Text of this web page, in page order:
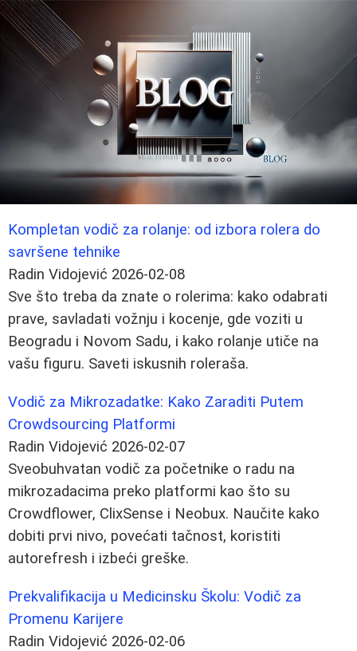
Kompletan vodič za rolanje: od izbora rolera do
savršene tehnike
Radin Vidojević 2026-02-08
Sve što treba da znate o rolerima: kako odabrati
prave, savladati vožnju i kocenje, gde voziti u
Beogradu i Novom Sadu, i kako rolanje utiče na
vašu figuru. Saveti iskusnih roleraša.
Vodič za Mikrozadatke: Kako Zaraditi Putem
Crowdsourcing Platformi
Radin Vidojević 2026-02-07
Sveobuhvatan vodič za početnike o radu na
mikrozadacima preko platformi kao što su
Crowdflower, ClixSense i Neobux. Naučite kako
dobiti prvi nivo, povećati tačnost, koristiti
autorefresh i izbeći greške.
Prekvalifikacija u Medicinsku Školu: Vodič za
Promenu Karijere
Radin Vidojević 2026-02-06